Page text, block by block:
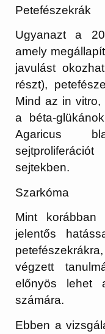
Petefészekrák
Ugyanazt a
amely
javulást
részt),
Mind az in
a béta-
Agaricus
sejtekben.
Szarkóma
Mint
jelentős
végzett
előnyös lehet
számára.
Ebben a